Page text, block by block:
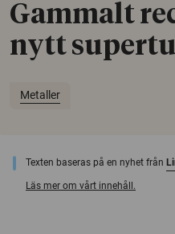
Gammalt
nytt
Metaller
Texten baseras på en nyhet från
Läs mer om vårt innehåll.